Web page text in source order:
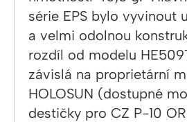
série EPS bylo vyvinout
a velmi odolnou
rozdíl od modelu
závislá na proprietární
HOLOSUN (dostupné
destičky pro CZ P-10